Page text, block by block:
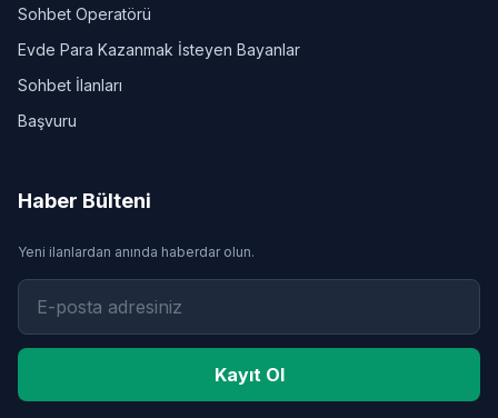
Sohbet Operatörü
Evde Para Kazanmak İsteyen Bayanlar
Sohbet İlanları
Başvuru
Haber Bülteni
Yeni ilanlardan anında haberdar olun.
Kayıt Ol